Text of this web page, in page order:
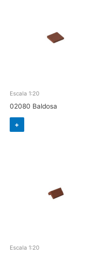
Escala 1:20
02080 Baldosa
+
Escala 1:20